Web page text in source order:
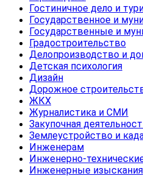
Гостиничное дело и
Государственное и
Государственные и
Градостроительство
Делопроизводство и
Детская психология
Дизайн
Дорожное
ЖКХ
Журналистика и СМИ
Закупочная
Землеустройство и
Инженерам
Инженерно-
Инженерные изыскания